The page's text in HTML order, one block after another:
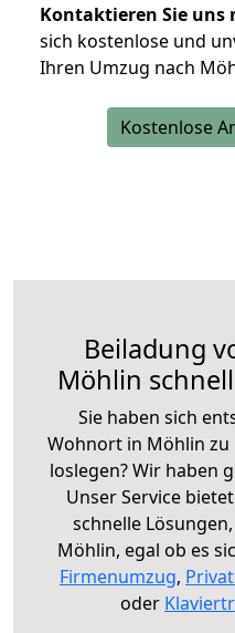
Kontaktieren Sie uns
sich kostenlose und
Ihren Umzug nach
Kostenlose
Beiladung
Möhlin
Sie haben sich
Wohnort in Möhlin zu
loslegen? Wir haben
Unser Service
schnelle
Möhlin, egal ob es
Firmenumzug,
oder